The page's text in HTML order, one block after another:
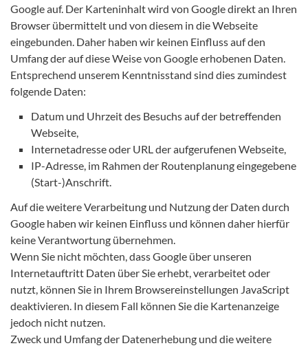
Google auf. Der Karteninhalt wird von Google direkt an Ihren
Browser übermittelt und von diesem in die Webseite
eingebunden. Daher haben wir keinen Einfluss auf den
Umfang der auf diese Weise von Google erhobenen Daten.
Entsprechend unserem Kenntnisstand sind dies zumindest
folgende Daten:
Datum und Uhrzeit des Besuchs auf der betreffenden
Webseite,
Internetadresse oder URL der aufgerufenen Webseite,
IP-Adresse, im Rahmen der Routenplanung eingegebene
(Start-)Anschrift.
Auf die weitere Verarbeitung und Nutzung der Daten durch
Google haben wir keinen Einfluss und können daher hierfür
keine Verantwortung übernehmen.
Wenn Sie nicht möchten, dass Google über unseren
Internetauftritt Daten über Sie erhebt, verarbeitet oder
nutzt, können Sie in Ihrem Browsereinstellungen JavaScript
deaktivieren. In diesem Fall können Sie die Kartenanzeige
jedoch nicht nutzen.
Zweck und Umfang der Datenerhebung und die weitere